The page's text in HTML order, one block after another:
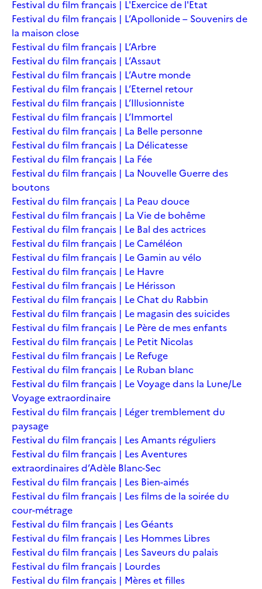
Festival du film français | L'Exercice de l'Etat
Festival du film français | L’Apollonide – Souvenirs de
la maison close
Festival du film français | L’Arbre
Festival du film français | L’Assaut
Festival du film français | L’Autre monde
Festival du film français | L’Eternel retour
Festival du film français | L’Illusionniste
Festival du film français | L’Immortel
Festival du film français | La Belle personne
Festival du film français | La Délicatesse
Festival du film français | La Fée
Festival du film français | La Nouvelle Guerre des
boutons
Festival du film français | La Peau douce
Festival du film français | La Vie de bohême
Festival du film français | Le Bal des actrices
Festival du film français | Le Caméléon
Festival du film français | Le Gamin au vélo
Festival du film français | Le Havre
Festival du film français | Le Hérisson
Festival du film français | Le Chat du Rabbin
Festival du film français | Le magasin des suicides
Festival du film français | Le Père de mes enfants
Festival du film français | Le Petit Nicolas
Festival du film français | Le Refuge
Festival du film français | Le Ruban blanc
Festival du film français | Le Voyage dans la Lune/Le
Voyage extraordinaire
Festival du film français | Léger tremblement du
paysage
Festival du film français | Les Amants réguliers
Festival du film français | Les Aventures
extraordinaires d’Adèle Blanc-Sec
Festival du film français | Les Bien-aimés
Festival du film français | Les films de la soirée du
cour-métrage
Festival du film français | Les Géants
Festival du film français | Les Hommes Libres
Festival du film français | Les Saveurs du palais
Festival du film français | Lourdes
Festival du film français | Mères et filles